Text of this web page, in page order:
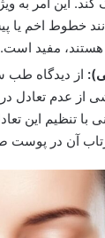
خطوط اخم یا
مفید است.
از دیدگاه طب
از عدم تعادل در
تنظیم این
آن در